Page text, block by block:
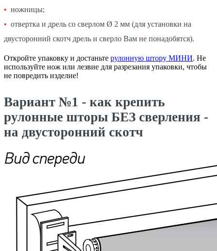
ножницы;
отвертка и дрель со сверлом Ø 2 мм (для установки на
двусторонний скотч дрель и сверло Вам не понадобятся).
Откройте упаковку и достаньте рулонную штору МИНИ. Не
используйте нож или лезвие для разрезания упаковки, чтобы
не повредить изделие!
Вариант №1 - как крепить
рулонные шторы БЕЗ сверления -
на двусторонний скотч